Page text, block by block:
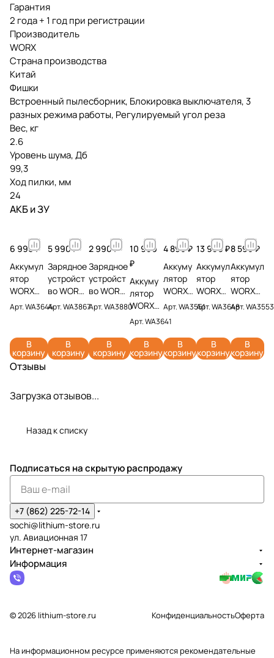
Гарантия
2 года + 1 год при регистрации
Производитель
WORX
Страна производства
Китай
Фишки
Встроенный пылесборник, Блокировка выключателя, 3
разных режима работы, Регулируемый угол реза
Вес, кг
2.6
Уровень шума, Дб
99,3
Ход пилки, мм
24
АКБ и ЗУ
6 990 ₽
Аккумул
ятор
WORX
WA3644
PRO 20V
Арт.WA3644
В
корзину
5 990 ₽
Зарядное
устройст
во WORX
WA3867
20V 6А
Арт.WA3867
В
корзину
2 990 ₽
Зарядное
устройст
во WORX
WA3880
20V 2А
Арт.WA3880
В
корзину
10 990
₽
Аккуму
лятор
WORX
WA3641
20V 6Ач
Арт.WA3641
В
корзину
4 890 ₽
Аккуму
лятор
WORX
WA3551
20V 2Ач
Арт.WA3551
В
корзину
13 990 ₽
Аккумул
ятор
WORX
WA3648
20V 8Ач
Арт.WA3648
В
корзину
8 590 ₽
Аккумул
ятор
WORX
WA3553
20V 4Ач
Арт.WA3553
В
корзину
Отзывы
Загрузка отзывов...
Назад к списку
Подписаться на скрытую распродажу
+7 (862) 225-72-14
sochi@lithium-store.ru
ул. Авиационная 17
Интернет-магазин
Информация
© 2026 lithium-store.ru КонфиденциальностьОферта
На информационном ресурсе применяютсярекомендательные